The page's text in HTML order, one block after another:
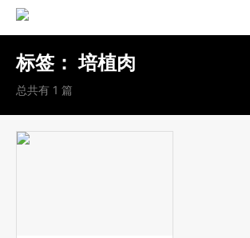
标签：培植肉
总共有 1 篇